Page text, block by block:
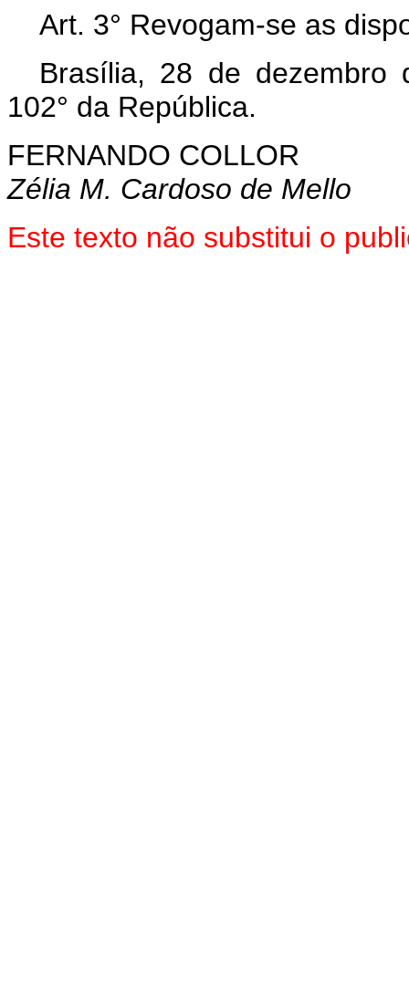
Art. 3° Revogam-se as
Brasília, 28 de dezembro
102° da República.
FERNANDO COLLOR
Zélia M. Cardoso de Mello
Este texto não substitui o